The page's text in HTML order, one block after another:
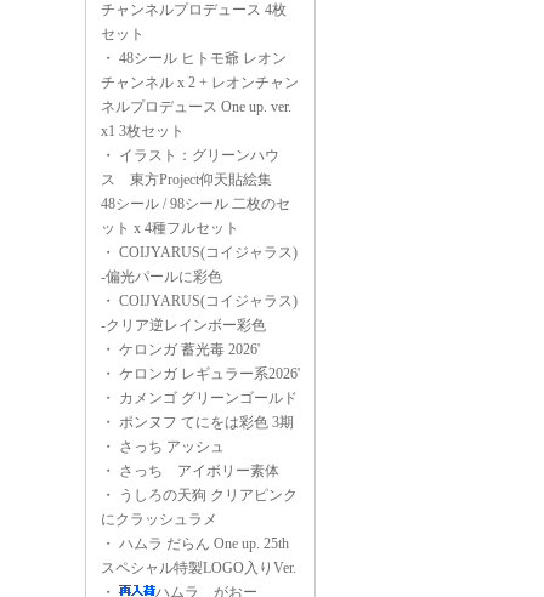
チャンネルプロデュース 4枚
セット
・ 48シール ヒトモ爺 レオン
チャンネル x 2 + レオンチャン
ネルプロデュース One up. ver.
x1 3枚セット
・ イラスト：グリーンハウ
ス 東方Project仰天貼絵集
48シール / 98シール 二枚のセ
ット x 4種フルセット
・ COIJYARUS(コイジャラス)
-偏光パールに彩色
・ COIJYARUS(コイジャラス)
-クリア逆レインボー彩色
・ ケロンガ 蓄光毒 2026'
・ ケロンガ レギュラー系2026'
・ カメンゴ グリーンゴールド
・ ポンヌフ てにをは彩色 3期
・ さっち アッシュ
・ さっち アイボリー素体
・
うしろの天狗 クリアピンク
にクラッシュラメ
・ ハムラ だらん One up. 25th
スペシャル特製LOGO入りVer.
・
ハムラ がおー